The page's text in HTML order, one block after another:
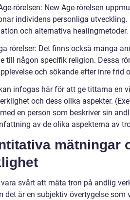
rörelsen: New Age-rörelsen
individens personliga
och alternativa healingmetoder.
rörelser: Det finns också många
till någon specifik religion. Dessa
och sökande efter inre frid
infogas här för att ge tittarna en
och dess olika aspekter.
en person som beskriver sin
av de olika aspekterna av
mätningar
svårt att mäta tron på andlig
det är en subjektiv övertygelse som